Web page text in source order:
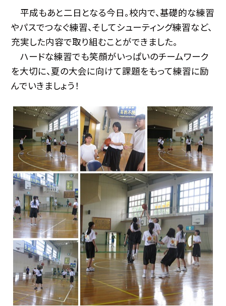
平成もあと二日となる今日。校内で、基礎的な練習
やパスでつなぐ練習、そしてシューティング練習など、
充実した内容で取り組むことができました。
ハードな練習でも笑顔がいっぱいのチームワーク
を大切に、夏の大会に向けて課題をもって練習に励
んでいきましょう！